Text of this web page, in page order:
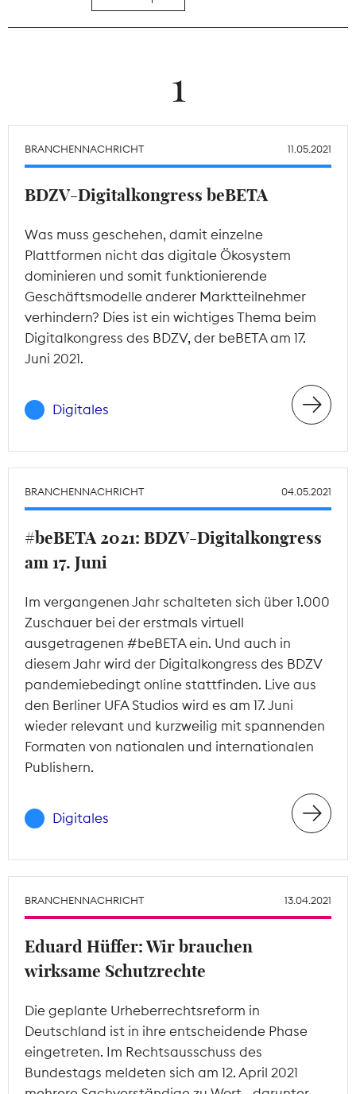
Wächterpreis
Mitgliederbereich
1
BRANCHENNACHRICHT 11.05.2021
BDZV-Digitalkongress beBETA
Was muss geschehen, damit einzelne
Plattformen nicht das digitale Ökosystem
dominieren und somit funktionierende
Geschäftsmodelle anderer Marktteilnehmer
verhindern? Dies ist ein wichtiges Thema beim
Digitalkongress des BDZV, der beBETA am 17.
Juni 2021.
Digitales
BRANCHENNACHRICHT 04.05.2021
#beBETA 2021: BDZV-Digitalkongress
am 17. Juni
Im vergangenen Jahr schalteten sich über 1.000
Zuschauer bei der erstmals virtuell
ausgetragenen #beBETA ein. Und auch in
diesem Jahr wird der Digitalkongress des BDZV
pandemiebedingt online stattfinden. Live aus
den Berliner UFA Studios wird es am 17. Juni
wieder relevant und kurzweilig mit spannenden
Formaten von nationalen und internationalen
Publishern.
Digitales
BRANCHENNACHRICHT 13.04.2021
Eduard Hüffer: Wir brauchen
wirksame Schutzrechte
Die geplante Urheberrechtsreform in
Deutschland ist in ihre entscheidende Phase
eingetreten. Im Rechtsausschuss des
Bundestags meldeten sich am 12. April 2021